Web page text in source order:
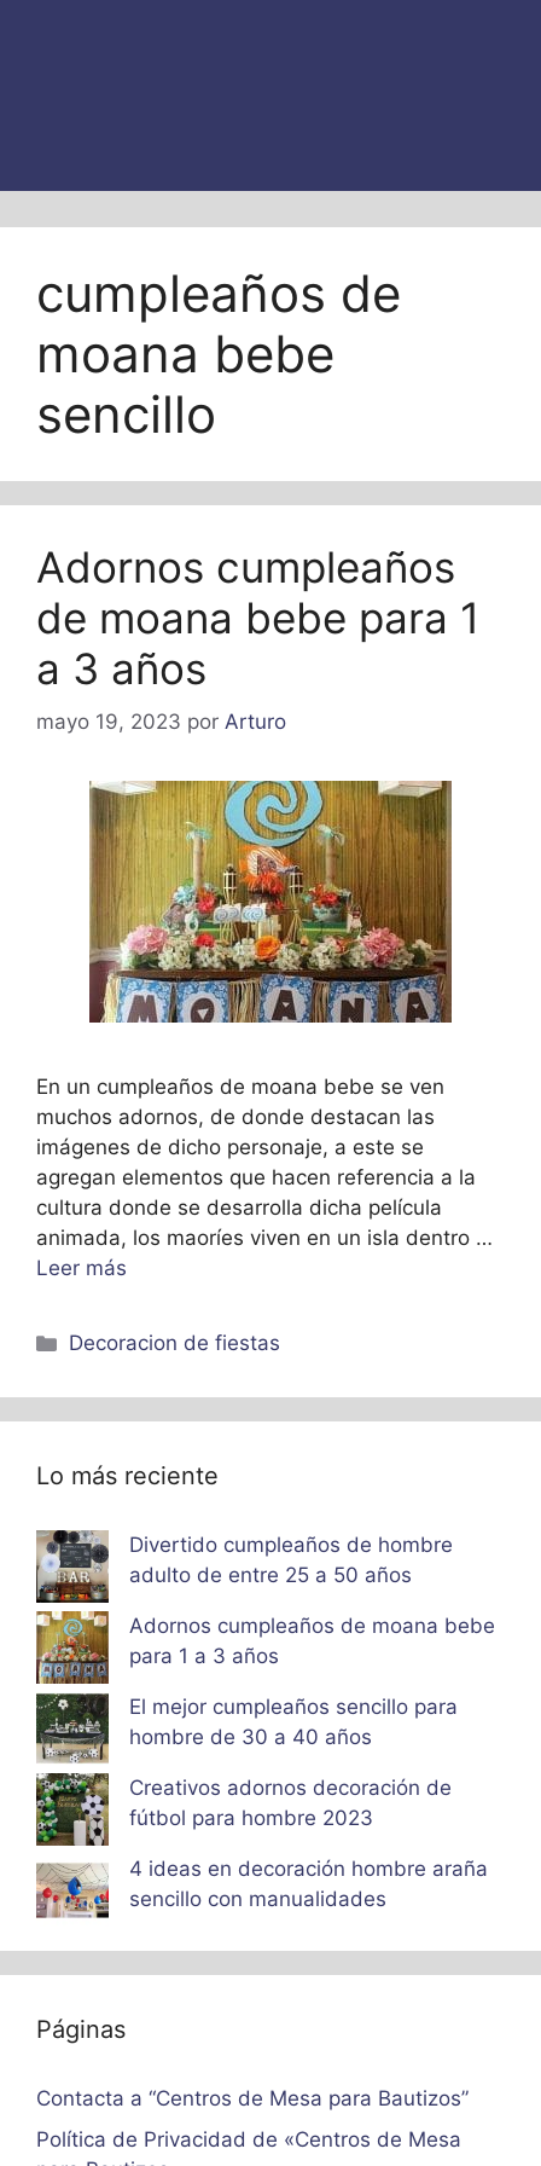
cumpleaños de
moana bebe
sencillo
Adornos cumpleaños
de moana bebe para 1
a 3 años
mayo 19, 2023 por Arturo
En un cumpleaños de moana bebe se ven
muchos adornos, de donde destacan las
imágenes de dicho personaje, a este se
agregan elementos que hacen referencia a la
cultura donde se desarrolla dicha película
animada, los maoríes viven en un isla dentro …
Leer más
Categorías
Decoracion de fiestas
Lo más reciente
Divertido cumpleaños de hombre
adulto de entre 25 a 50 años
Adornos cumpleaños de moana bebe
para 1 a 3 años
El mejor cumpleaños sencillo para
hombre de 30 a 40 años
Creativos adornos decoración de
fútbol para hombre 2023
4 ideas en decoración hombre araña
sencillo con manualidades
Páginas
Contacta a “Centros de Mesa para Bautizos”
Política de Privacidad de «Centros de Mesa